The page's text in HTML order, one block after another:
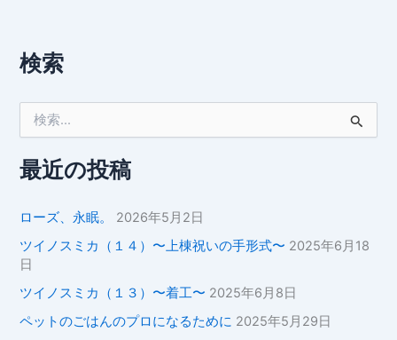
検索
象
:最近の投稿
ローズ、永眠。
2026年5月2日
ツイノスミカ（１４）〜上棟祝いの手形式〜 2025年6月18
日
ツイノスミカ（１３）〜着工〜 2025年6月8日
ペットのごはんのプロになるために 2025年5月29日